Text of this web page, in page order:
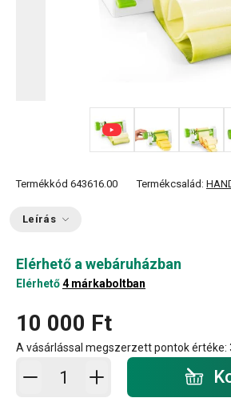
Termékkód 643616.00 Termékcsalád:
Leírás
Elérhető a webáruházban
Elérhető4 márkaboltban
10 000 Ft
A vásárlással megszerzett pontok értéke:
Kosárba - mennyiség